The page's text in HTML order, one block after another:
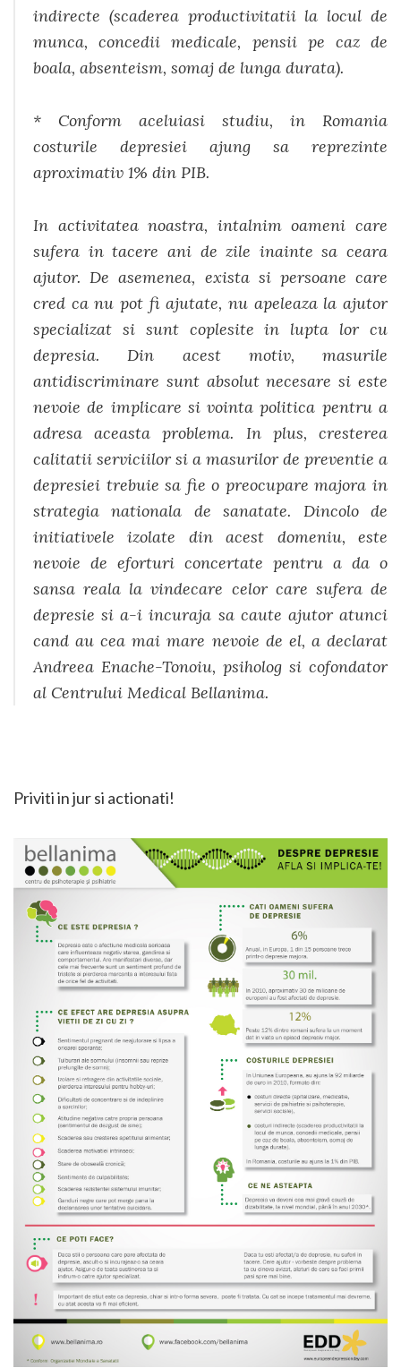
indirecte (scaderea productivitatii la locul de
munca, concedii medicale, pensii pe caz de
boala, absenteism, somaj de lunga durata).
* Conform aceluiasi studiu, in Romania
costurile depresiei ajung sa reprezinte
aproximativ 1% din PIB.
In activitatea noastra, intalnim oameni care
sufera in tacere ani de zile inainte sa ceara
ajutor. De asemenea, exista si persoane care
cred ca nu pot fi ajutate, nu apeleaza la ajutor
specializat si sunt coplesite in lupta lor cu
depresia. Din acest motiv, masurile
antidiscriminare sunt absolut necesare si este
nevoie de implicare si vointa politica pentru a
adresa aceasta problema. In plus, cresterea
calitatii serviciilor si a masurilor de preventie a
depresiei trebuie sa fie o preocupare majora in
strategia nationala de sanatate. Dincolo de
initiativele izolate din acest domeniu, este
nevoie de eforturi concertate pentru a da o
sansa reala la vindecare celor care sufera de
depresie si a-i incuraja sa caute ajutor atunci
cand au cea mai mare nevoie de el, a declarat
Andreea Enache-Tonoiu, psiholog si cofondator
al Centrului Medical Bellanima.
Priviti in jur si actionati!